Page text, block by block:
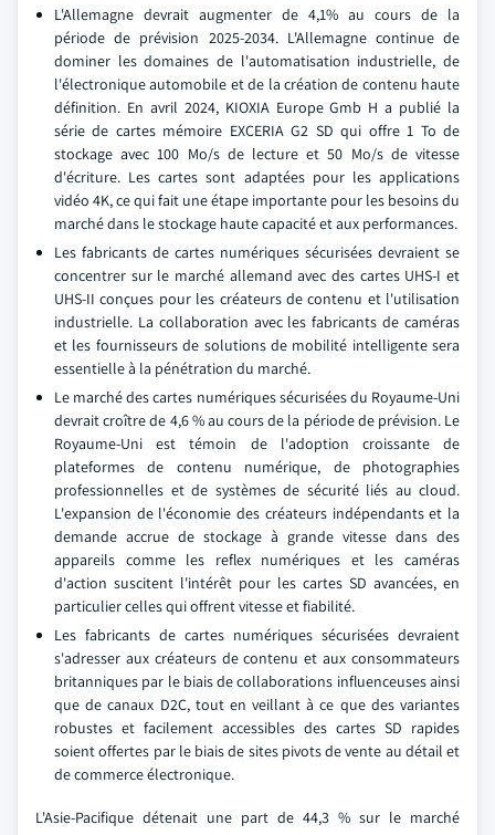
L'Allemagne devrait augmenter de 4,1% au cours de la
période de prévision 2025-2034. L'Allemagne continue de
dominer les domaines de l'automatisation industrielle, de
l'électronique automobile et de la création de contenu haute
définition. En avril 2024, KIOXIA Europe Gmb H a publié la
série de cartes mémoire EXCERIA G2 SD qui offre 1 To de
stockage avec 100 Mo/s de lecture et 50 Mo/s de vitesse
d'écriture. Les cartes sont adaptées pour les applications
vidéo 4K, ce qui fait une étape importante pour les besoins du
marché dans le stockage haute capacité et aux performances.
Les fabricants de cartes numériques sécurisées devraient se
concentrer sur le marché allemand avec des cartes UHS-I et
UHS-II conçues pour les créateurs de contenu et l'utilisation
industrielle. La collaboration avec les fabricants de caméras
et les fournisseurs de solutions de mobilité intelligente sera
essentielle à la pénétration du marché.
Le marché des cartes numériques sécurisées du Royaume-Uni
devrait croître de 4,6 % au cours de la période de prévision. Le
Royaume-Uni est témoin de l'adoption croissante de
plateformes de contenu numérique, de photographies
professionnelles et de systèmes de sécurité liés au cloud.
L'expansion de l'économie des créateurs indépendants et la
demande accrue de stockage à grande vitesse dans des
appareils comme les reflex numériques et les caméras
d'action suscitent l'intérêt pour les cartes SD avancées, en
particulier celles qui offrent vitesse et fiabilité.
Les fabricants de cartes numériques sécurisées devraient
s'adresser aux créateurs de contenu et aux consommateurs
britanniques par le biais de collaborations influenceuses ainsi
que de canaux D2C, tout en veillant à ce que des variantes
robustes et facilement accessibles des cartes SD rapides
soient offertes par le biais de sites pivots de vente au détail et
de commerce électronique.
L'Asie-Pacifique détenait une part de 44,3 % sur le marché